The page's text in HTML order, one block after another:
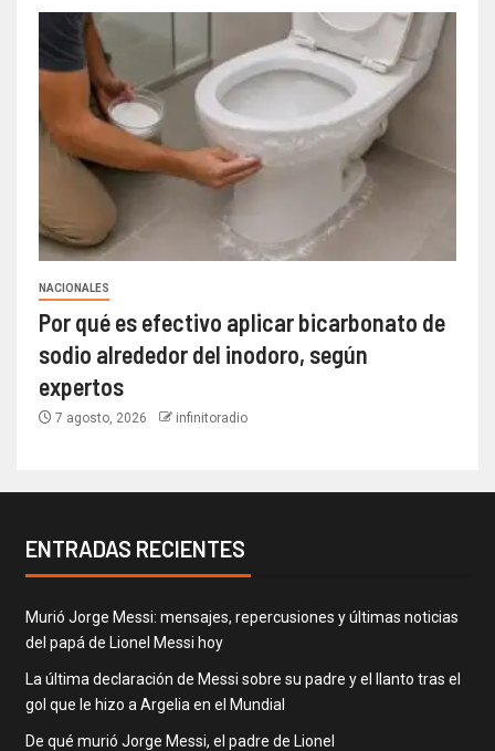
NACIONALES
Por qué es efectivo aplicar bicarbonato de
sodio alrededor del inodoro, según
expertos
7 agosto, 2026 infinitoradio
ENTRADAS RECIENTES
Murió Jorge Messi: mensajes, repercusiones y últimas noticias
del papá de Lionel Messi hoy
La última declaración de Messi sobre su padre y el llanto tras el
gol que le hizo a Argelia en el Mundial
De qué murió Jorge Messi, el padre de Lionel